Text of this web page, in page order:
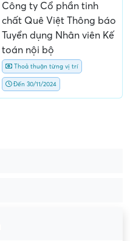
Công ty Cổ phần tinh
chất Quê Việt Thông báo
Tuyển dụng Nhân viên Kế
toán nội bộ
Thoả thuận từng vị trí
Đến 30/11/2024